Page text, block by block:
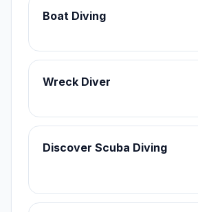
Boat Diving
Wreck Diver
Discover Scuba Diving